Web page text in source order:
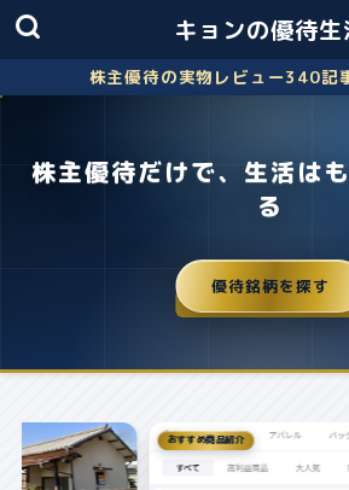
キョンの優待生
株主優待の実物レビュー340記
株主優待だけで、生活は
る
優待銘柄を探す
おすすめ商品紹介